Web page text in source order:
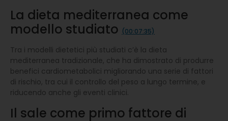
La dieta mediterranea come
modello studiato (00:07:35)
Tra i modelli dietetici più studiati c’è la dieta
mediterranea tradizionale, che ha dimostrato di produrre
benefici cardiometabolici migliorando una serie di fattori
di rischio, tra cui il controllo del peso a lungo termine, e
riducendo anche gli eventi clinici.
Il sale come primo fattore di